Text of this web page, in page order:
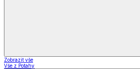
Zobrazit vše
Vše z Potahy